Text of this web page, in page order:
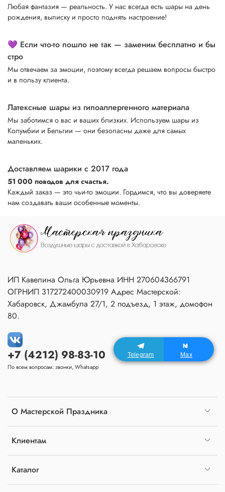
Любая фантазия — реальность. У нас всегда есть шары на день
рождения, выписку и просто поднять настроение!
💜 Если что-то пошло не так — заменим бесплатно и бы
стро
Мы отвечаем за эмоции, поэтому всегда решаем вопросы быстро
и в пользу клиента.
Латексные шары из гипоаллергенного материала
Мы заботимся о вас и ваших близких. Используем шары из
Колумбии и Бельгии — они безопасны даже для самых
маленьких.
Доставляем шарики с 2017 года
51 000 поводов для счастья.
Каждый заказ — это чьи-то эмоции. Гордимся, что вы доверяете
нам создавать ваши особенные моменты.
О Мастерской Праздника
Клиентам
Каталог
+7 (4212) 98-83-10
По всем вопросам: звонки, Whatsapp
ИП Кавелина Ольга Юрьевна ИНН 270604366791
ОГРНИП 317272400030919 Адрес Мастерской:
Хабаровск, Джамбула 27/1, 2 подъезд, 1 этаж, домофон
80.
Telegram Max